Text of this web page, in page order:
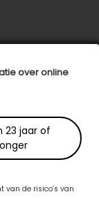
over online
23 jaar of
van de risico’s van
met: